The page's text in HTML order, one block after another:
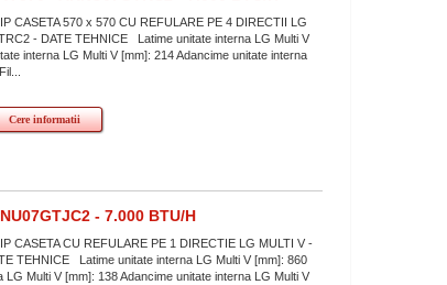
CASETA 570 x 570 CU REFULARE PE 4 DIRECTII LG
- DATE TEHNICE Latime unitate interna LG Multi V
interna LG Multi V [mm]: 214 Adancime unitate interna
Cere informatii
- 7.000 BTU/H
CASETA CU REFULARE PE 1 DIRECTIE LG MULTI V -
TEHNICE Latime unitate interna LG Multi V [mm]: 860
LG Multi V [mm]: 138 Adancime unitate interna LG Multi V